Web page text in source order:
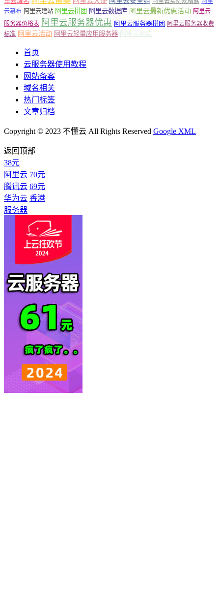
云幕布 阿里云建站 阿里云拼团 阿里云数据库 阿里云最新优惠活动 阿里云
服务器价格表 阿里云服务器优惠 阿里云服务器拼团 阿里云服务器收费
标准 阿里云活动 阿里云轻量应用服务器 阿里云退款
首页
云服务器使用教程
网站备案
域名相关
热门标签
文章归档
Copyright © 2023 不懂云 All Rights Reserved Google XML
返回顶部
38元
阿里云 70元
腾讯云 69元
华为云 香港
服务器